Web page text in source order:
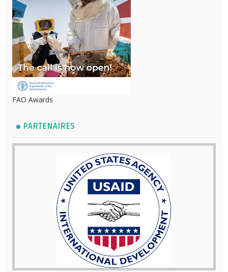
FAO Awards
PARTENAIRES